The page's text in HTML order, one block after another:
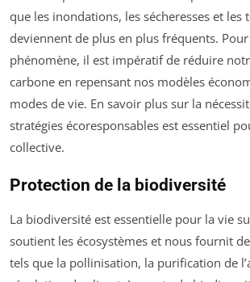
que les inondations, les sécheresses et les
deviennent de plus en plus fréquents.
phénomène, il est impératif de réduire
carbone en repensant nos modèles
modes de vie. En savoir plus sur la
stratégies écoresponsables est essentiel
collective.
Protection de la biodiversité
La biodiversité est essentielle pour la vie
soutient les écosystèmes et nous fournit
tels que la pollinisation, la purification de